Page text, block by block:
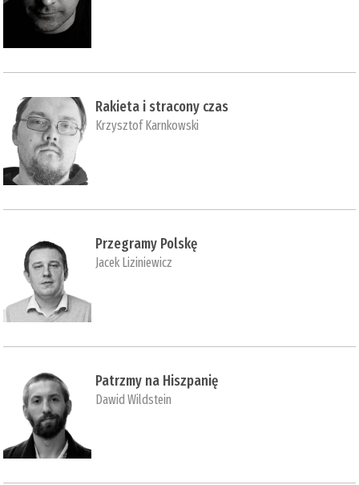
Rakieta i stracony czas
Krzysztof Karnkowski
Przegramy Polskę
Jacek Liziniewicz
Patrzmy na Hiszpanię
Dawid Wildstein